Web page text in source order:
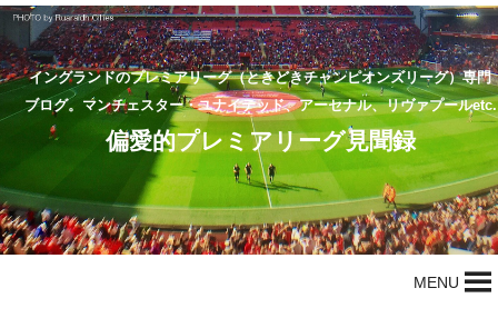
イングランドのプレミアリーグ（ときどきチャンピオンズリーグ）専門
ブログ。マンチェスター・ユナイテッド、アーセナル、リヴァプールetc.
偏愛的プレミアリーグ見聞録
MENU